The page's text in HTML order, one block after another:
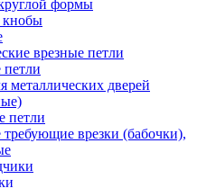
формы
врезные петли
металлических дверей
петли
врезки (бабочки),